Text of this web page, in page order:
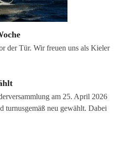
der Tür. Wir freuen uns als Kieler
am 25. April 2026
turnusgemäß neu gewählt. Dabei